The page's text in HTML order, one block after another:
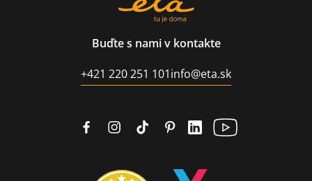
Buďte s nami v kontakte
+421 220 251 101info@eta.sk